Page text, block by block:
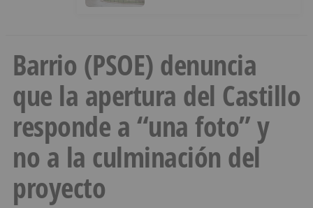
Barrio (PSOE) denuncia
que la apertura del Castillo
responde a “una foto” y
no a la culminación del
proyecto